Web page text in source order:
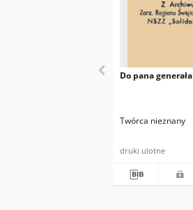
Do pana generała
Twórca nieznany
druki ulotne